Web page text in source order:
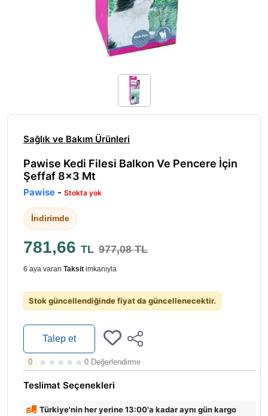
Sağlık ve Bakım Ürünleri
Pawise Kedi Filesi Balkon Ve Pencere İçin
Şeffaf 8x3 Mt
Pawise - Stokta yok
İndirimde
781,66 TL 977,08 TL
6 aya varan Taksit imkanıyla
Stok güncellendiğinde fiyat da güncellenecektir.
Talep et
0 0 Değerlendirme
Teslimat Seçenekleri
Türkiye'nin her yerine 13:00'a kadar aynı gün kargo